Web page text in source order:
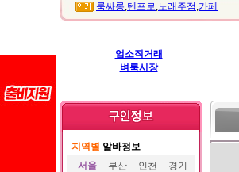
룸싸롱,텐프로,노래주점 ,카페
업소직거래
벼룩시장
지역별 알바정보
서울
부산 인천
경기